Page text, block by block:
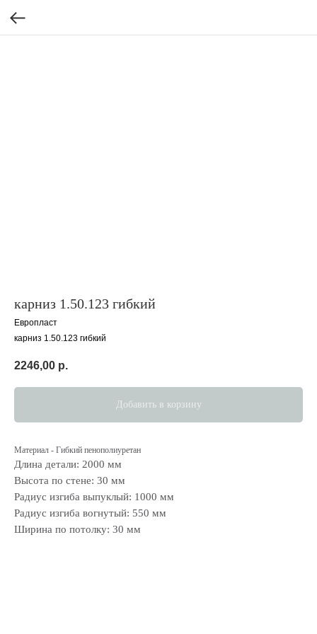
карниз 1.50.123 гибкий
Европласт
карниз 1.50.123 гибкий
2246,00 р.
Добавить в корзину
Материал - Гибкий пенополиуретан
Длина детали: 2000 мм
Высота по стене: 30 мм
Радиус изгиба выпуклый: 1000 мм
Радиус изгиба вогнутый: 550 мм
Ширина по потолку: 30 мм